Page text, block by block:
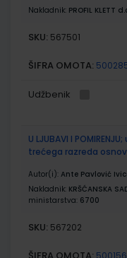
Nakladnik: PROFIL KLETT
SKU: 567501
ŠIFRA OMOTA:
Udžbenik
U LJUBAVI I
trećega razreda
Autor(i): Ante Pavlović
Nakladnik: KRŠĆANSKA
ministarstva: 6700
SKU: 567202
500156